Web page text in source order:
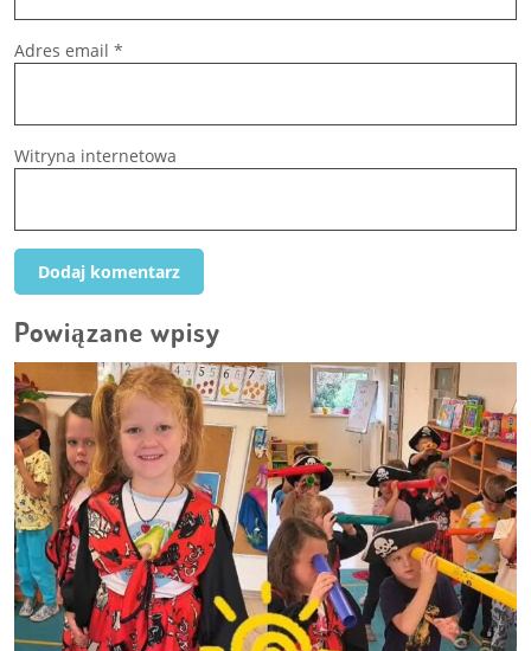
Adres email *
Witryna internetowa
Powiązane wpisy